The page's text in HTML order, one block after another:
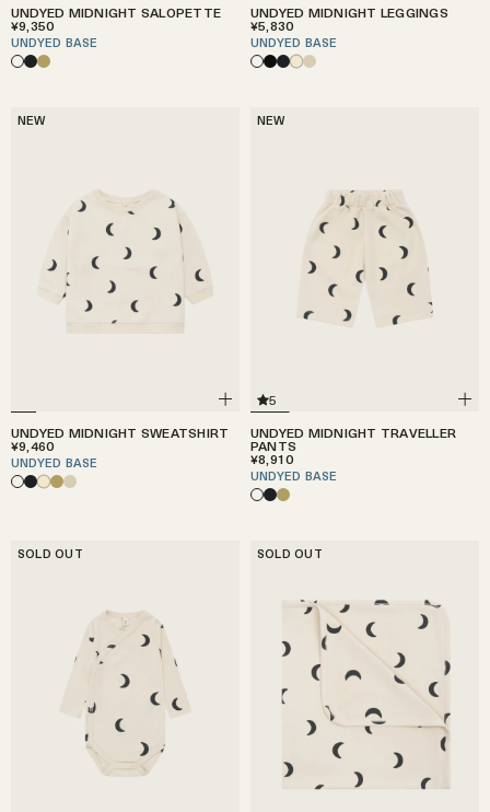
UNDYED MIDNIGHT SALOPETTE
¥9,350
UNDYED BASE
UNDYED MIDNIGHT LEGGINGS
¥5,830
UNDYED BASE
NEW
UNDYED MIDNIGHT SWEATSHIRT
¥9,460
UNDYED BASE
NEW
5
UNDYED MIDNIGHT TRAVELLER
PANTS
¥8,910
UNDYED BASE
SOLD OUT SOLD OUT